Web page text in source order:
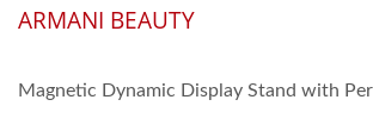
ARMANI BEAUTY
Magnetic Dynamic Display Stand with